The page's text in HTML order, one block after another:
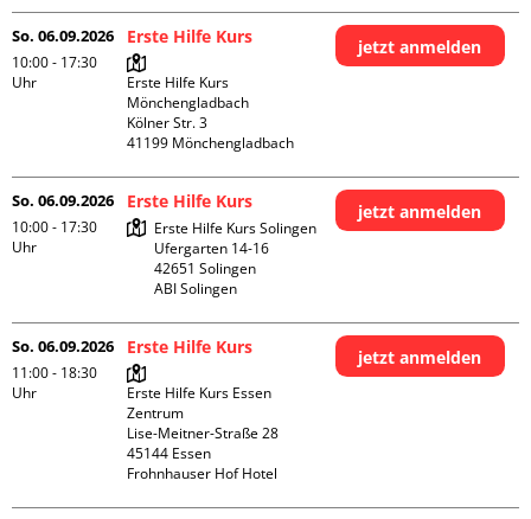
So. 06.09.2026
10:00 - 17:30
Uhr
Erste Hilfe Kurs
Erste Hilfe Kurs
Mönchengladbach
Kölner Str. 3
jetzt anmelden
So. 06.09.2026
10:00 - 17:30
Uhr
Erste Hilfe Kurs
Erste Hilfe Kurs Solingen
Ufergarten 14-16
42651 Solingen
ABI Solingen
jetzt anmelden
So. 06.09.2026
11:00 - 18:30
Uhr
Erste Hilfe Kurs
Erste Hilfe Kurs Essen
Zentrum
Lise-Meitner-Straße 28
45144 Essen
Frohnhauser Hof Hotel
jetzt anmelden